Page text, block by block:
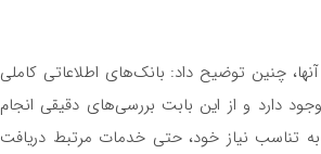
چنین توضیح داد: بانک‌های اطلاعاتی کاملی
دارد و از این بابت بررسی‌های دقیقی انجام
تناسب نیاز خود، حتی خدمات مرتبط دریافت